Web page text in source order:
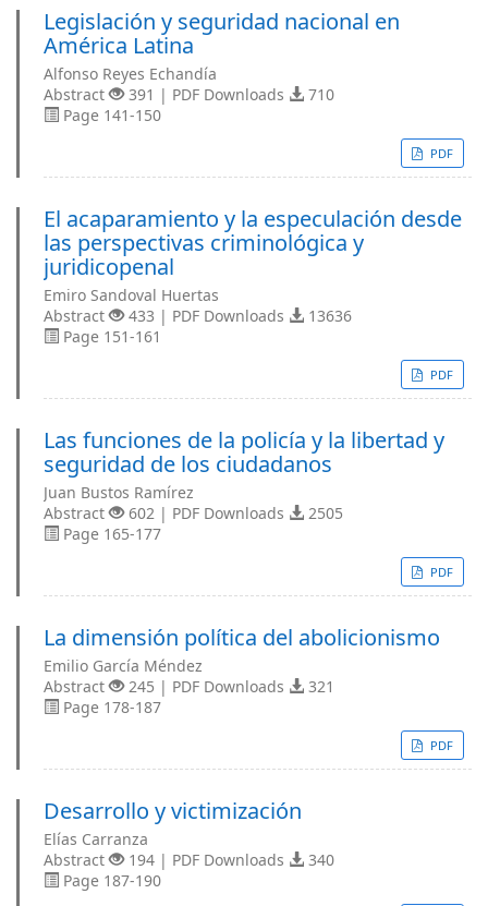
Legislación y seguridad nacional en
América Latina
Alfonso Reyes Echandía
Abstract
391 | PDF Downloads
710
Page 141-150
PDF
El acaparamiento y la especulación desde
las perspectivas criminológica y
juridicopenal
Emiro Sandoval Huertas
Abstract
433 | PDF Downloads
13636
Page 151-161
PDF
Las funciones de la policía y la libertad y
seguridad de los ciudadanos
Juan Bustos Ramírez
Abstract
602 | PDF Downloads
2505
Page 165-177
PDF
La dimensión política del abolicionismo
Emilio García Méndez
Abstract
245 | PDF Downloads
321
Page 178-187
PDF
Desarrollo y victimización
Elías Carranza
Abstract
194 | PDF Downloads
340
Page 187-190